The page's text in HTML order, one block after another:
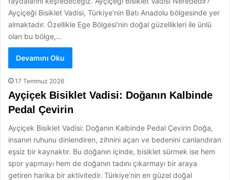
Ayçiçeği Bisiklet Vadisi, Türkiye’nin Batı Anadolu bölgesinde yer
almaktadır. Özellikle Ege Bölgesi’nin doğal güzellikleri ile ünlü
olan bu bölge,…
Devamını Oku
17 Temmuz 2026
Ayçiçek Bisiklet Vadisi: Doğanın Kalbinde
Pedal Çevirin
Ayçiçek Bisiklet Vadisi: Doğanın Kalbinde Pedal Çevirin Doğa,
insanın ruhunu dinlendiren, zihnini açan ve bedenini canlandıran
eşsiz bir kaynaktır. Bu doğanın içinde, bisiklet sürmek ise hem
spor yapmayı hem de doğanın tadını çıkarmayı bir araya
getiren harika bir aktivitedir. Türkiye’nin en güzel doğal